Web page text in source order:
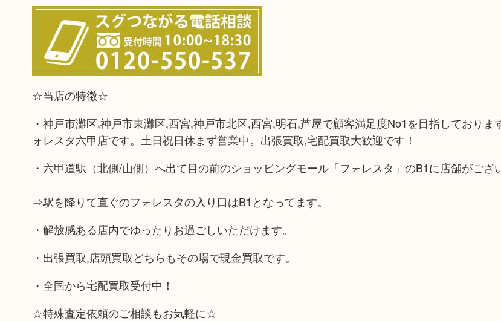
☆当店の特徴☆
・神戸市灘区,神戸市東灘区,西宮,神戸市北区,西宮,明石,芦屋で顧客満足度No1を目指しておりま
ォレスタ六甲店です。土日祝日休まず営業中。出張買取,宅配買取大歓迎です！
・六甲道駅（北側/山側）へ出て目の前のショッピングモール「フォレスタ」のB1に店舗がござ
⇒駅を降りて直ぐのフォレスタの入り口はB1となってます。
・解放感ある店内でゆったりお過ごしいただけます。
・出張買取,店頭買取どちらもその場で現金買取です。
・全国から宅配買取受付中！
☆特殊査定依頼のご相談もお気軽に☆